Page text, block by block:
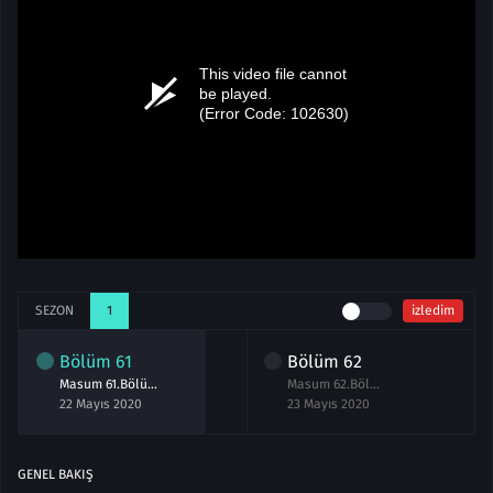
SEZON 1 izledim
Bölüm 61
Masum 61.Bölüm izle 22 Mayıs 2020
22 Mayıs 2020
Bölüm 62
Masum 62.Bölüm izle 23 Mayıs 2020
23 Mayıs 2020
GENEL BAKIŞ